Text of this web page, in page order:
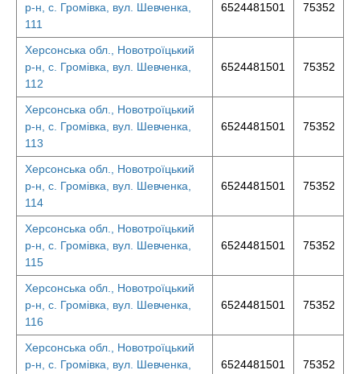
р-н, с. Громівка, вул. Шевченка,
111
6524481501 75352
Херсонська обл., Новотроїцький
р-н, с. Громівка, вул. Шевченка,
112
6524481501 75352
Херсонська обл., Новотроїцький
р-н, с. Громівка, вул. Шевченка,
113
6524481501 75352
Херсонська обл., Новотроїцький
р-н, с. Громівка, вул. Шевченка,
114
6524481501 75352
Херсонська обл., Новотроїцький
р-н, с. Громівка, вул. Шевченка,
115
6524481501 75352
Херсонська обл., Новотроїцький
р-н, с. Громівка, вул. Шевченка,
116
6524481501 75352
Херсонська обл., Новотроїцький
р-н, с. Громівка, вул. Шевченка,
6524481501 75352